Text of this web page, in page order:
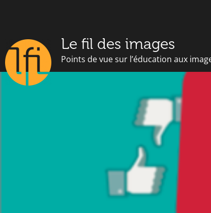
Le fil des images
Points de vue sur l’éducation aux